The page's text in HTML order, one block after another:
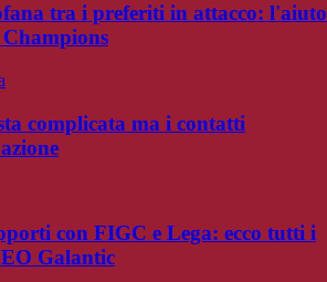
tra i preferiti in attacco: l'aiuto
complicata ma i contatti
con FIGC e Lega: ecco tutti i
Galantic